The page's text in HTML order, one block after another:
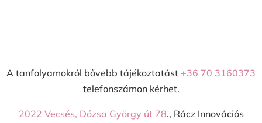
A tanfolyamokról bővebb tájékoztatást +36 70 3160373
telefonszámon kérhet.
2022 Vecsés, Dózsa György út 78., Rácz Innovációs